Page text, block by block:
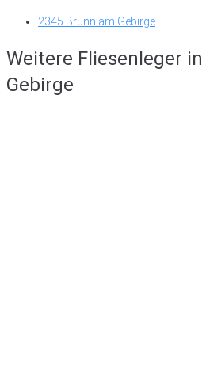
2345 Brunn am Gebirge
Weitere Fliesenleger in
Gebirge